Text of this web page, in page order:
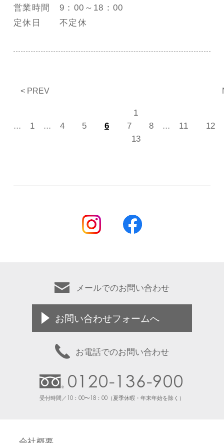
営業時間 9：00～18：00
定休日 不定休
1
«
... 1 ... 4 5 6 7 8 ... 11
12
13
メールでのお問い合わせ
お問い合わせフォームへ
お電話でのお問い合わせ
0120-136-900
受付時間／10：00〜18：00（夏季休暇・年末年始を除く）